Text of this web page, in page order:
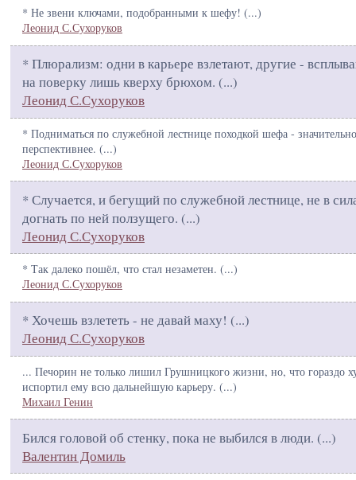
* Не звени ключами, подобранными к шефу! (...)
Леонид С.Сухоруков
* Плюрализм: одни в карьере взлетают, другие -
на поверку лишь кверху брюхом. (...)
Леонид С.Сухоруков
* Подниматься по служебной лестнице походкой шефа - значительно
перспективнее. (...)
Леонид С.Сухоруков
* Случается, и бегущий по служебной лестнице, не в
догнать по ней ползущего. (...)
Леонид С.Сухоруков
* Так далеко пошёл, что стал незаметен. (...)
Леонид С.Сухоруков
* Хочешь взлететь - не давай маху! (...)
Леонид С.Сухоруков
... Печорин не только лишил Грушницкого жизни, но, что гораздо
испортил ему всю дальнейшую карьеру. (...)
Михаил Генин
Бился головой об стенку, пока не выбился в люди. (...)
Валентин Домиль